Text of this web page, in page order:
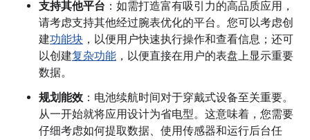
支持其他平台 ：如需打造富有吸引力的高品质应用，
请考虑支持其他经过腕表优化的平台。您可以考虑创
建功能块 ，以便用户快速执行操作和查看信息；还可
以创建复杂功能 ，以便直接在用户的表盘上显示重要
数据。
规划能效：电池续航时间对于穿戴式设备至关重要。
从一开始就将应用设计为省电型。这意味着，您需要
仔细考虑如何提取数据、使用传感器和运行后台任